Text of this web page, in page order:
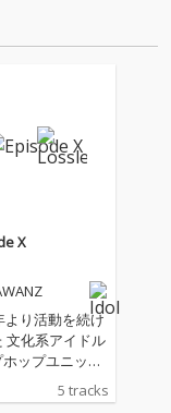
X
より活動を続け
文化系アイドル
ップユニット
1st Gene
ラストアルバ
5 tracks